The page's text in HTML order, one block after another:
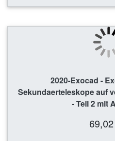
2020-Exocad -
Sekundaerteleskope auf
- Teil 2 mit